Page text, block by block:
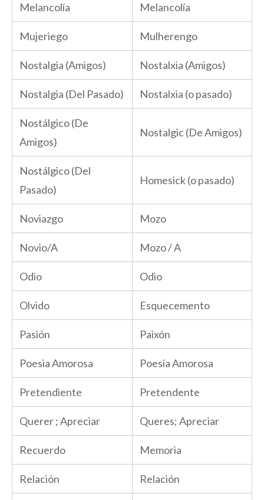
Melancolía Melancolía
Mujeriego Mulherengo
Nostalgia (Amigos) Nostalxia (Amigos)
Nostalgia (Del Pasado) Nostalxia (o pasado)
Nostálgico (De
Amigos)
Nostalgic (De Amigos)
Nostálgico (Del
Pasado)
Homesick (o pasado)
Noviazgo Mozo
Novio/A Mozo / A
Odio Odio
Olvido Esquecemento
Pasión Paixón
Poesia Amorosa Poesía Amorosa
Pretendiente Pretendente
Querer ; Apreciar Queres; Apreciar
Recuerdo Memoria
Relación Relación